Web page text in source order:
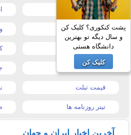
قیمت خودرو
قیمت طلا و سکه
قیمت دلار
قیمت موبایل
قیمت تبلت
تیتر روزنامه ها
پشت کنکوری؟ کلیک کن
و سال دیگه تو بهترین
دانشگاه هستی
کلیک کن